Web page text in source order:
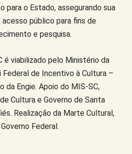
para o Estado, assegurando sua
público para fins de
e pesquisa.
é viabilizado pelo Ministério da
Federal de Incentivo à Cultura –
da Engie. Apoio do MIS-SC,
Cultura e Governo de Santa
Realização da Marte Cultural,
Federal.